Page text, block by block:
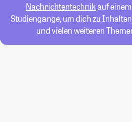
Nachrichtentechnikauf
Studiengänge, um dich zu
und vielen weiteren